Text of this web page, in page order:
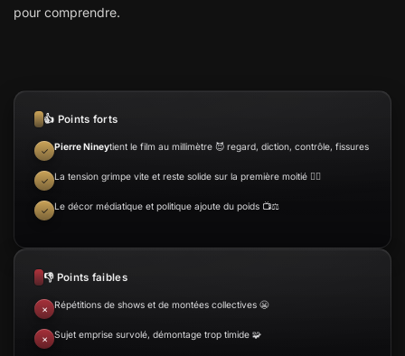
pour comprendre.
👍 Points forts
Pierre Nineytient le film au millimètre 😈 regard, diction, contrôle, fissures
La tension grimpe vite et reste solide sur la première moitié 😵‍💫
Le décor médiatique et politique ajoute du poids 📺⚖️
👎 Points faibles
Répétitions de shows et de montées collectives 😬
Sujet emprise survolé, démontage trop timide 🧩